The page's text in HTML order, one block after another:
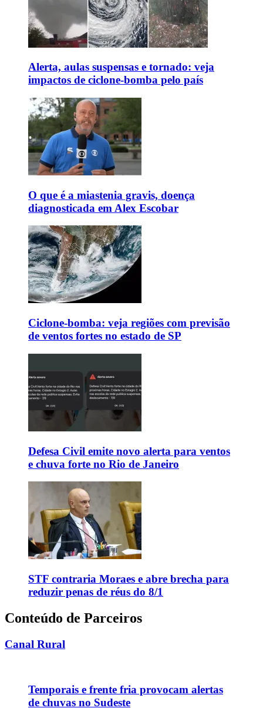
Alerta, aulas suspensas e tornado: veja
impactos de ciclone-bomba pelo país
O que é a miastenia gravis, doença
diagnosticada em Alex Escobar
Ciclone-bomba: veja regiões com previsão
de ventos fortes no estado de SP
Defesa Civil emite novo alerta para ventos
e chuva forte no Rio de Janeiro
STF contraria Moraes e abre brecha para
reduzir penas de réus do 8/1
Conteúdo de Parceiros
Canal Rural
Temporais e frente fria provocam alertas
de chuvas no Sudeste